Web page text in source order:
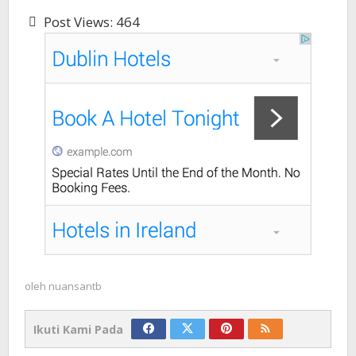
Post Views: 464
oleh nuansantb
Ikuti Kami Pada